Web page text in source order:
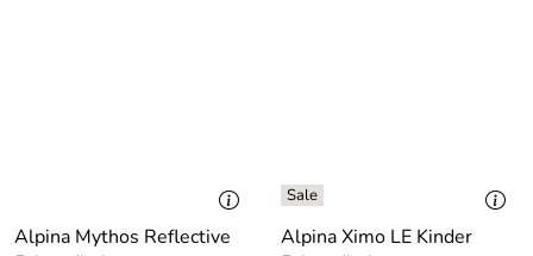
Alpina Mythos Reflective
Alpina Ximo LE Kinder